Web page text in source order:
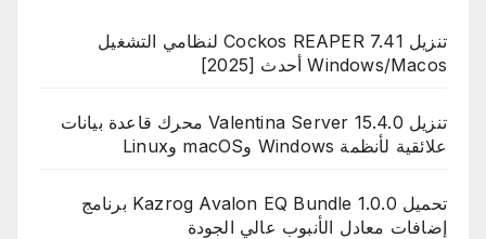
تنزيل Cockos REAPER 7.41 لنظامي التشغيل
Windows/Macos أحدث [2025]
تنزيل Valentina Server 15.4.0 محرك قاعدة بيانات
علائقية لأنظمة Windows وmacOS وLinux
تحميل Kazrog Avalon EQ Bundle 1.0.0 برنامج
إضافات معادل الأنبوب عالي الجودة